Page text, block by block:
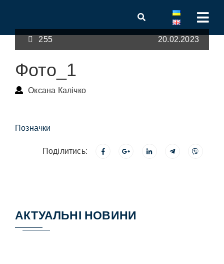
255 20.02.2023
Фото_1
Оксана Калічко
Позначки
Поділитись:
АКТУАЛЬНІ НОВИНИ